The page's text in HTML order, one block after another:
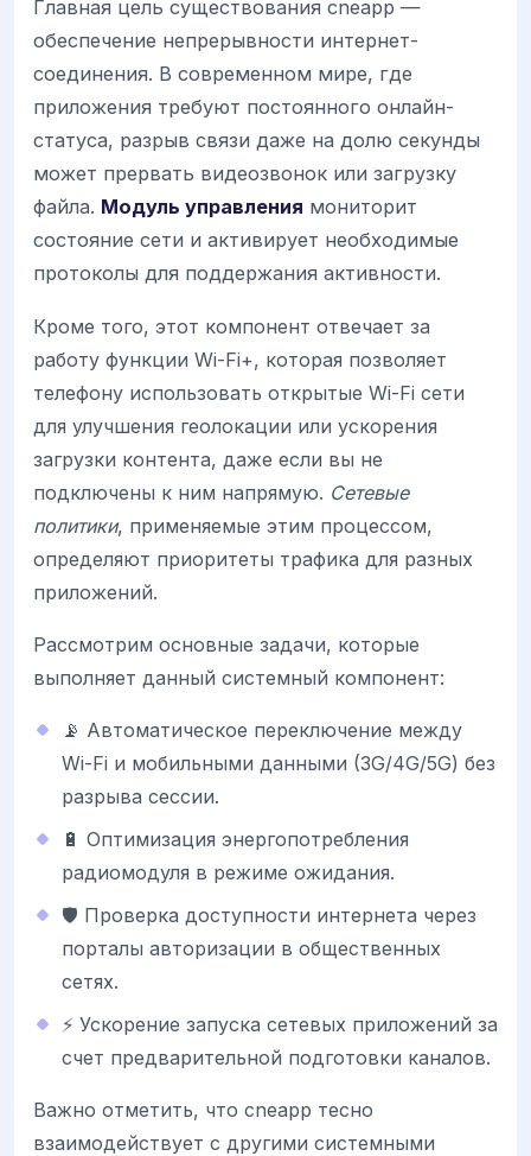
Главная цель существования cneapp —
обеспечение непрерывности интернет-
соединения. В современном мире, где
приложения требуют постоянного онлайн-
статуса, разрыв связи даже на долю секунды
может прервать видеозвонок или загрузку
файла. Модуль управления мониторит
состояние сети и активирует необходимые
протоколы для поддержания активности.
Кроме того, этот компонент отвечает за
работу функции Wi-Fi+, которая позволяет
телефону использовать открытые Wi-Fi сети
для улучшения геолокации или ускорения
загрузки контента, даже если вы не
подключены к ним напрямую. Сетевые
политики, применяемые этим процессом,
определяют приоритеты трафика для разных
приложений.
Рассмотрим основные задачи, которые
выполняет данный системный компонент:
📡 Автоматическое переключение между
Wi-Fi и мобильными данными (3G/4G/5G) без
разрыва сессии.
🔋 Оптимизация энергопотребления
радиомодуля в режиме ожидания.
🛡️ Проверка доступности интернета через
порталы авторизации в общественных
сетях.
⚡ Ускорение запуска сетевых приложений за
счет предварительной подготовки каналов.
Важно отметить, что cneapp тесно
взаимодействует с другими системными